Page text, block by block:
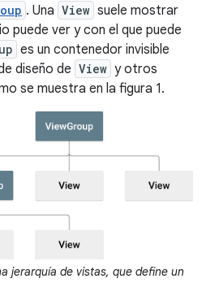
. Una View suele mostrar
puede ver y con el que puede
es un contenedor invisible
diseño de View y otros
se muestra en la figura 1.
jerarquía de vistas, que define un